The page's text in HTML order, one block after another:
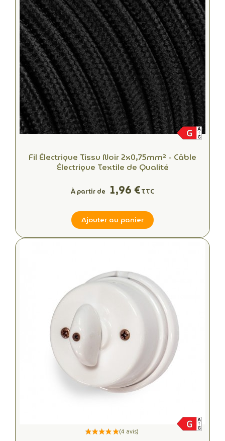
Fil Électrique Tissu Noir 2x0,75mm² - Câble
Électrique Textile de Qualité
À partir de 1,96 €TTC
Ajouter au panier